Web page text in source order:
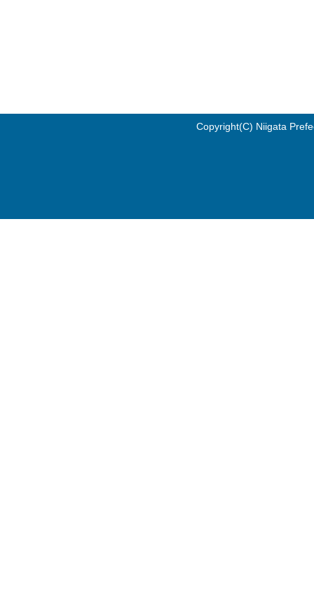
Copyright(C) Niigata